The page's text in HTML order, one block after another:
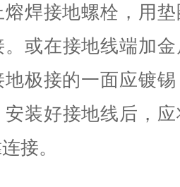
焊接地螺栓 ， 用
。 或在接地线端加
极接的一面应镀锡
安装好接地线后 ，
接。